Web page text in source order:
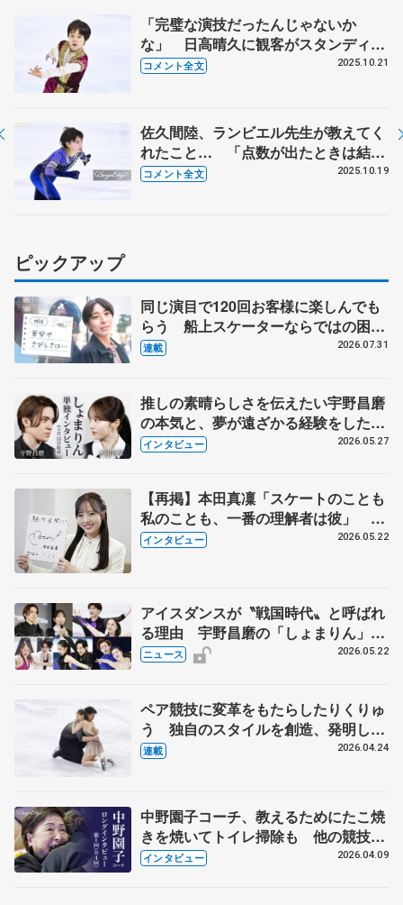
「完璧な演技だったんじゃないか
な」 日高晴久に観客がスタンディン
グオベーション 「すごいうれしかっ
コメント全文 2025.10.21
佐久間陸、ランビエル先生が教えてく
れたこと… 「点数が出たときは結構
びっくりしました」 【全日本ノービ
コメント全文 2025.10.19
ピックアップ
同じ演目で120回お客様に楽しんでも
らう 船上スケーターならではの困難
とは 影響あったPIW前キャプテン松
連載 2026.07.31
推しの素晴らしさを伝えたい宇野昌磨
の本気と、夢が遠ざかる経験をした本
田真凜の覚悟
インタビュー 2026.05.27
【再掲】本田真凜「スケートのことも
私のことも、一番の理解者は彼」 引
退時の単独インタビューで語った競技
インタビュー 2026.05.22
アイスダンスが〝戦国時代〟と呼ばれ
る理由 宇野昌磨の「しょまりん」ら
実力者が相次いで参戦 国内の競争激
ニュース 2026.05.22
ペア競技に変革をもたらしたりくりゅ
う 独自のスタイルを創造、発明した
【引退発表後②】
連載 2026.04.24
中野園子コーチ、教えるためにたこ焼
きを焼いてトイレ掃除も 他の競技に
も通用するという坂本花織の筋肉
インタビュー 2026.04.09